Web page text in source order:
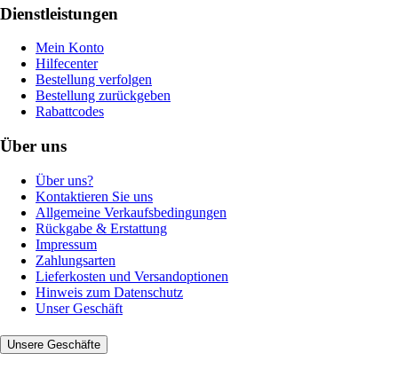
Dienstleistungen
Mein Konto
Hilfecenter
Bestellung verfolgen
Bestellung zurückgeben
Rabattcodes
Über uns
Über uns?
Kontaktieren Sie uns
Allgemeine Verkaufsbedingungen
Rückgabe & Erstattung
Impressum
Zahlungsarten
Lieferkosten und Versandoptionen
Hinweis zum Datenschutz
Unser Geschäft
Unsere Geschäfte